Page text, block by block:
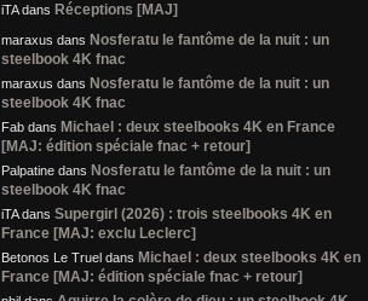
iTAdans Réceptions [MAJ]
maraxus dans Nosferatu le fantôme de la nuit : un
steelbook 4K fnac
maraxus dans Nosferatu le fantôme de la nuit : un
steelbook 4K fnac
Fab dans Michael : deux steelbooks 4K en France
[MAJ: édition spéciale fnac + retour]
Palpatine dans Nosferatu le fantôme de la nuit : un
steelbook 4K fnac
iTAdans Supergirl (2026) : trois steelbooks 4K en
France [MAJ: exclu Leclerc]
Betonos Le Truel dans Michael : deux steelbooks 4K en
France [MAJ: édition spéciale fnac + retour]